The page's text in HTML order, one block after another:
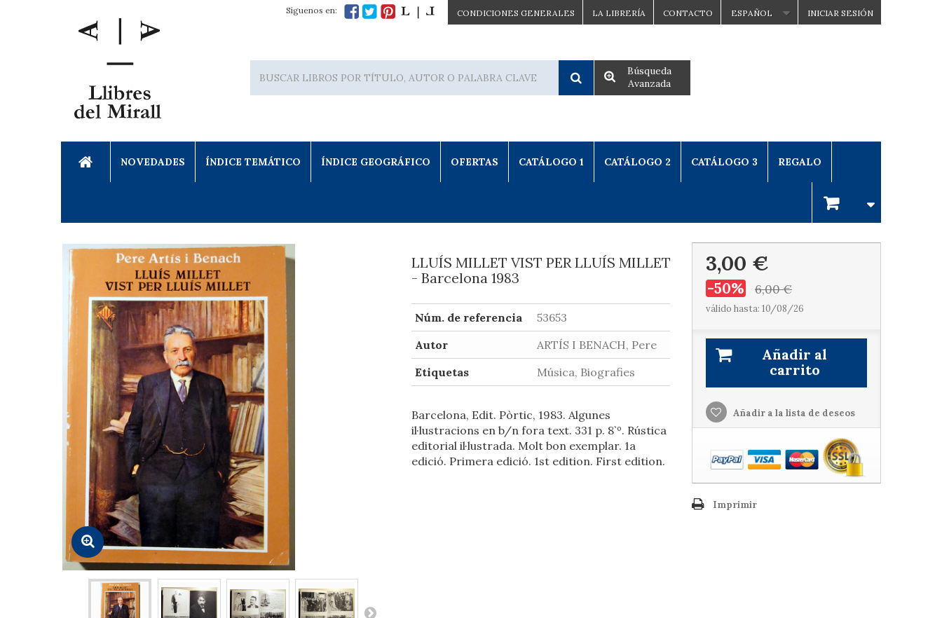
INICIAR SESIÓN
ESPAÑOL
CONTACTO
LA LIBRERÍA
CONDICIONES GENERALES
Síguenos en:
Búsqueda
Avanzada
NOVEDADES ÍNDICE TEMÁTICO ÍNDICE GEOGRÁFICO OFERTAS CATÁLOGO 1 CATÁLOGO 2 CATÁLOGO 3 REGALO
LLUÍS MILLET VIST PER LLUÍS MILLET
- Barcelona 1983
Núm. de referencia
53653
Autor
ARTÍS I BENACH, Pere
Etiquetas
Música, Biografies
Barcelona, Edit. Pòrtic, 1983. Algunes
il·lustracions en b/n fora text. 331 p. 8`º. Rústica
editorial il·lustrada. Molt bon exemplar. 1a
edició. Primera edició. 1st edition. First edition.
3,00 €
-50% 6,00 €
válido hasta: 10/08/26
Añadir al
carrito
Añadir a la lista de deseos
Imprimir